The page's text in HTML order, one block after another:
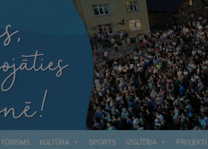
TŪRISMS KULTŪRA SPORTS IZGLĪTĪBA PROJEKTI